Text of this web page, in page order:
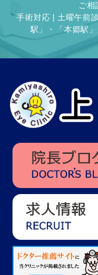
ご相
手術対応 | 土曜午前
駅」・「本郷駅